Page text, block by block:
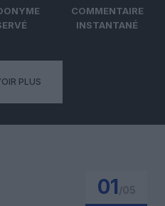
COMMENTAIRE
INSTANTANÉ
PLUS
01